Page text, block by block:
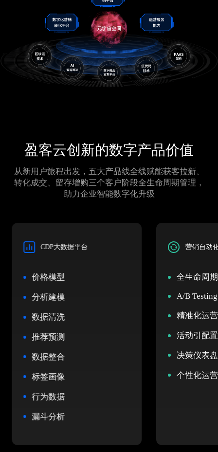
盈客云创新的数字产品价值
从新用户旅程出发，五大产品线全线赋能获客拉新、
转化成交、留存增购三个客户阶段全生命周期管理，
助力企业智能数字化升级
CDP大数据平台
价格模型
分析建模
数据清洗
推荐预测
数据整合
标签画像
行为数据
漏斗分析
营销自动
全生命周
A/B Testing
精准化运营
活动引配置
决策仪表盘
个性化运营